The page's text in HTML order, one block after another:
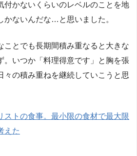
付かないくらいのレベルのことを地
かないんだな… と思いました。
ことでも長期間積み重なると大きな
。いつか「料理得意です」と胸を張
々の積み重ねを継続していこうと思
ストの食事。最小限の食材で最大限
えた